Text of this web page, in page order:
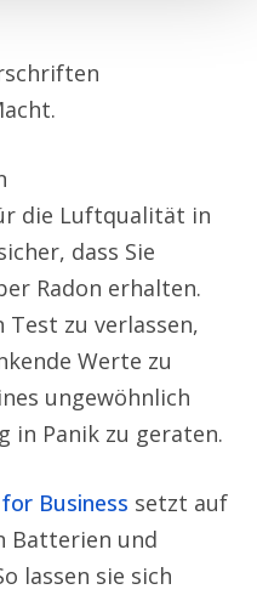
die Luftqualität in
dass Sie
Radon erhalten.
Test zu verlassen,
Werte zu
ungewöhnlich
in Panik zu geraten.
Business setzt auf
Batterien und
lassen sie sich